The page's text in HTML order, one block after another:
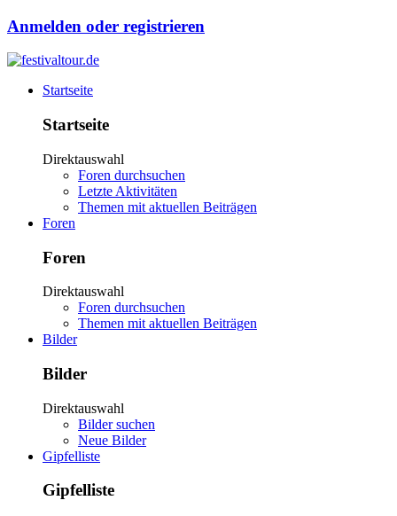
Anmelden oder registrieren
Startseite
Startseite
Direktauswahl
Foren durchsuchen
Letzte Aktivitäten
Themen mit aktuellen Beiträgen
Foren
Foren
Direktauswahl
Foren durchsuchen
Themen mit aktuellen Beiträgen
Bilder
Bilder
Direktauswahl
Bilder suchen
Neue Bilder
Gipfelliste
Gipfelliste